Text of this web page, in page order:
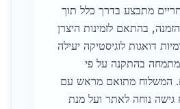
מתבצע בדרך כלל תוך
בהתאם לזמינות היצרן
דואגות לוגיסטיקה יעילה
בהתקנה על פי
המשלוח מתואם מראש עם
גישה נוחה לאתר ועל מנת